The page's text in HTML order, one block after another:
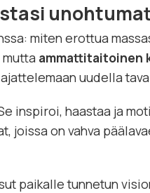
miten erottua
ammattitaitoinen
uudella
inspiroi, haastaa ja
on vahva
paikalle tunnetun